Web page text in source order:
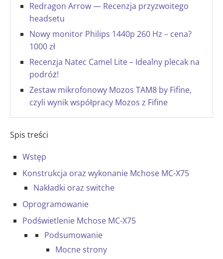
Redragon Arrow — Recenzja przyzwoitego
headsetu
Nowy monitor Philips 1440p 260 Hz – cena?
1000 zł
Recenzja Natec Camel Lite – Idealny plecak na
podróż!
Zestaw mikrofonowy Mozos TAM8 by Fifine,
czyli wynik współpracy Mozos z Fifine
Spis treści
Wstęp
Konstrukcja oraz wykonanie Mchose MC-X75
Nakładki oraz switche
Oprogramowanie
Podświetlenie Mchose MC-X75
Podsumowanie
Mocne strony